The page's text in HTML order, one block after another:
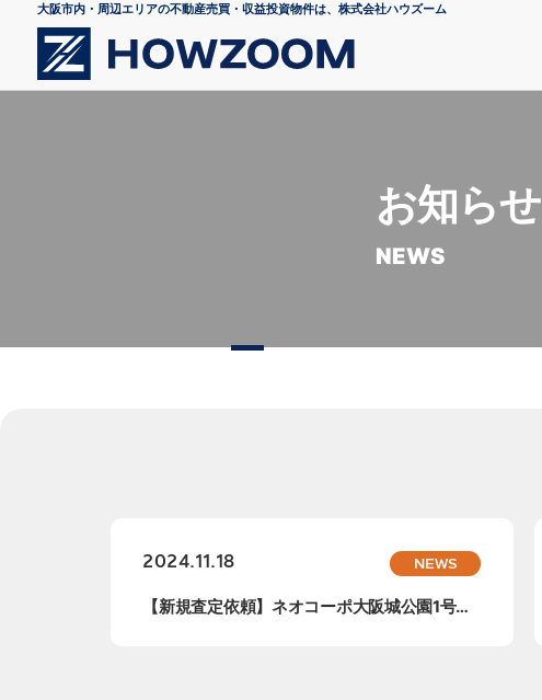
大阪市内・周辺エリアの不動産売買・収益投資物件は、株式会社ハウズーム
お知らせ
NEWS
2024.11.18 NEWS
【新規査定依頼】ネオコーポ大阪城公園1号